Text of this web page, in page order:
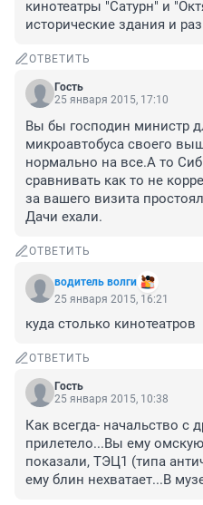
кинотеатры "Сатурн" и
исторические здания и
ОТВЕТИТЬ
Гость
25 января 2015, 17:10
Вы бы господин министр
микроавтобуса своего
нормально на все.А то
сравнивать как то не
за вашего визита
Дачи ехали.
ОТВЕТИТЬ
водитель волги
25 января 2015, 16:21
куда столько кинотеатров
ОТВЕТИТЬ
Гость
25 января 2015, 10:38
Как всегда- начальство с
прилетело...Вы ему
показали, ТЭЦ1 (типа
ему блин нехватает...В